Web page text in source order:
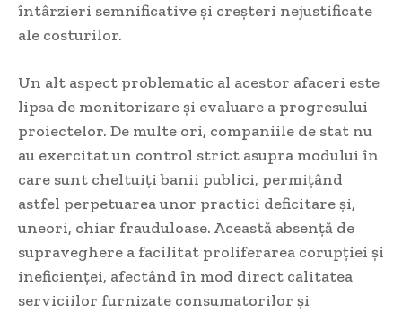
întârzieri semnificative și creșteri nejustificate
ale costurilor.
Un alt aspect problematic al acestor afaceri este
lipsa de monitorizare și evaluare a progresului
proiectelor. De multe ori, companiile de stat nu
au exercitat un control strict asupra modului în
care sunt cheltuiți banii publici, permițând
astfel perpetuarea unor practici deficitare și,
uneori, chiar frauduloase. Această absență de
supraveghere a facilitat proliferarea corupției și
ineficienței, afectând în mod direct calitatea
serviciilor furnizate consumatorilor și